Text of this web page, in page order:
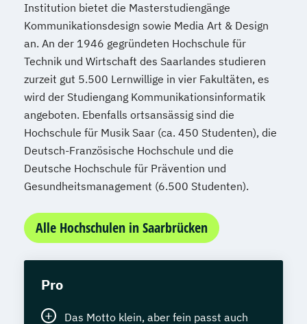
Institution bietet die Masterstudiengänge
Kommunikationsdesign sowie Media Art & Design
an. An der 1946 gegründeten Hochschule für
Technik und Wirtschaft des Saarlandes studieren
zurzeit gut 5.500 Lernwillige in vier Fakultäten, es
wird der Studiengang Kommunikationsinformatik
angeboten. Ebenfalls ortsansässig sind die
Hochschule für Musik Saar (ca. 450 Studenten), die
Deutsch-Französische Hochschule und die
Deutsche Hochschule für Prävention und
Gesundheitsmanagement (6.500 Studenten).
Alle Hochschulen in Saarbrücken
Pro
Das Motto klein, aber fein passt auch